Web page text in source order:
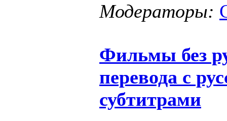
Модераторы:
Фильмы без
перевода с
субтитрами